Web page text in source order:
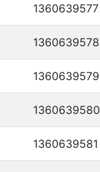
1360639577
1360639578
1360639579
1360639580
1360639581